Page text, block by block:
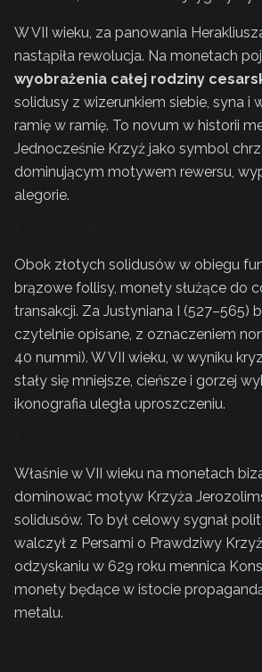
W VII wieku, za panowania
nastąpiła rewolucja. Na monetach
wyobrażenia całej rodziny
solidusy z wizerunkiem siebie, syna i
ramię w ramię. To novum w historii
Jednocześnie Krzyż jako symbol
dominującym motywem rewersu,
alegorie.
Obok złotych solidusów w obiegu
brązowe follisy, monety służące do
transakcji. Za Justyniana I (527–565)
czytelnie opisane, z oznaczeniem
40 nummi). W VII wieku, w wyniku
stały się mniejsze, cieńsze i gorzej
ikonografia uległa uproszczeniu.
Właśnie w VII wieku na monetach
dominować motyw Krzyża
solidusów. To był celowy sygnał
walczył z Persami o Prawdziwy
odzyskaniu w 629 roku mennica
monety będące w istocie
metalu.